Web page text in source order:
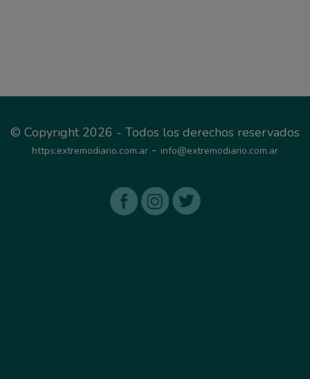
© Copyright 2026 - Todos los derechos reservados
https:extremodiario.com.ar - info@extremodiario.com.ar